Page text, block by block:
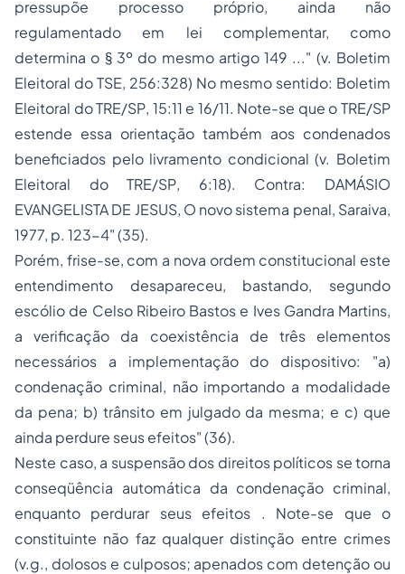
pressupõe processo próprio, ainda não
regulamentado em lei complementar, como
determina o § 3º do mesmo artigo 149 ..." (v. Boletim
Eleitoral do TSE, 256:328) No mesmo sentido: Boletim
Eleitoral do TRE/SP, 15:11 e 16/11. Note-se que o TRE/SP
estende essa orientação também aos condenados
beneficiados pelo livramento condicional (v. Boletim
Eleitoral do TRE/SP, 6:18). Contra: DAMÁSIO
EVANGELISTA DE JESUS, O novo sistema penal, Saraiva,
1977, p. 123-4" (35).
Porém, frise-se, com a nova ordem constitucional este
entendimento desapareceu, bastando, segundo
escólio de Celso Ribeiro Bastos e Ives Gandra Martins,
a verificação da coexistência de três elementos
necessários a implementação do dispositivo: "a)
condenação criminal, não importando a modalidade
da pena; b) trânsito em julgado da mesma; e c) que
ainda perdure seus efeitos" (36).
Neste caso, a suspensão dos direitos políticos se torna
conseqüência automática da condenação criminal,
enquanto perdurar seus efeitos . Note-se que o
constituinte não faz qualquer distinção entre crimes
(v.g., dolosos e culposos; apenados com detenção ou